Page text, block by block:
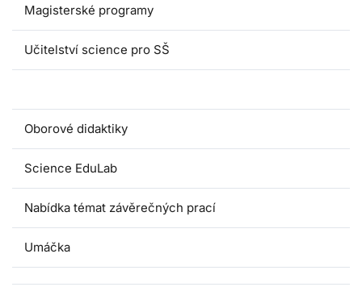
Magisterské programy
Učitelství science pro SŠ
Oborové didaktiky
Science EduLab
Nabídka témat závěrečných prací
Umáčka